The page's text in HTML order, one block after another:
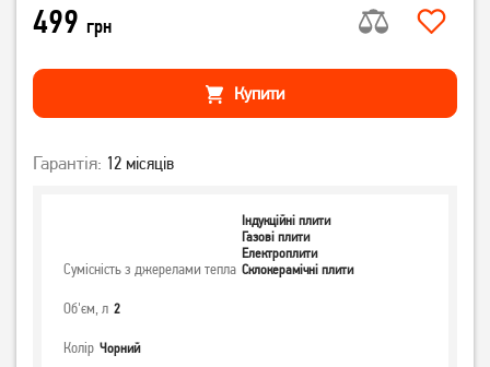
499 грн
Купити
Гарантія: 12 місяців
Сумісність з джерелами тепла
Індукційні плити
Газові плити
Електроплити
Склокерамічні плити
Об'єм, л 2
Колір Чорний